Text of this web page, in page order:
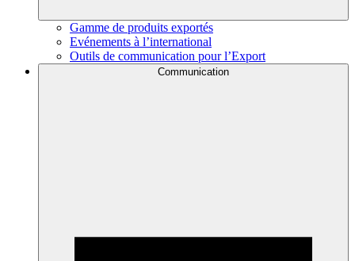
Gamme de produits exportés
Evénements à l’international
Outils de communication pour l’Export
Communication